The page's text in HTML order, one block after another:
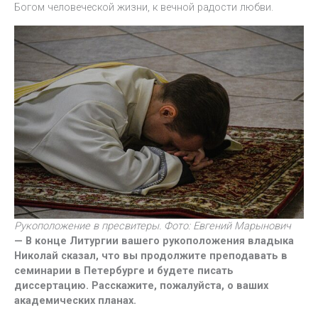
Богом человеческой жизни, к вечной радости любви.
Рукоположение в пресвитеры. Фото: Евгений Марынович
— В конце Литургии вашего рукоположения владыка
Николай сказал, что вы продолжите преподавать в
семинарии в Петербурге и будете писать
диссертацию. Расскажите, пожалуйста, о ваших
академических планах.